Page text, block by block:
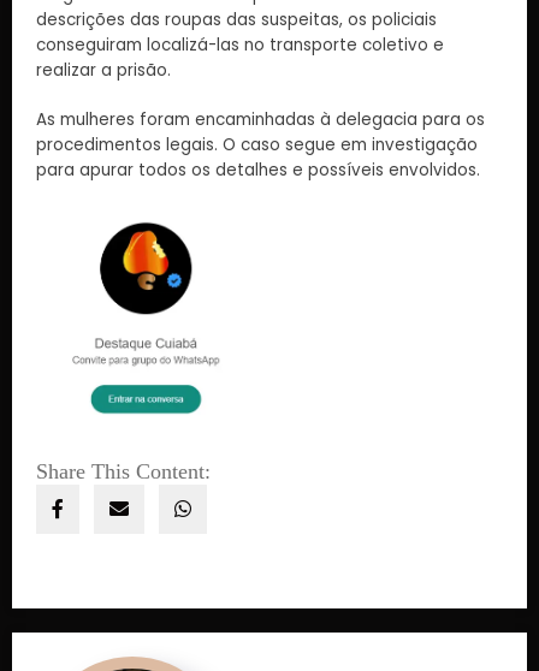
descrições das roupas das suspeitas, os policiais
conseguiram localizá-las no transporte coletivo e
realizar a prisão.
As mulheres foram encaminhadas à delegacia para os
procedimentos legais. O caso segue em investigação
para apurar todos os detalhes e possíveis envolvidos.
Share This Content: